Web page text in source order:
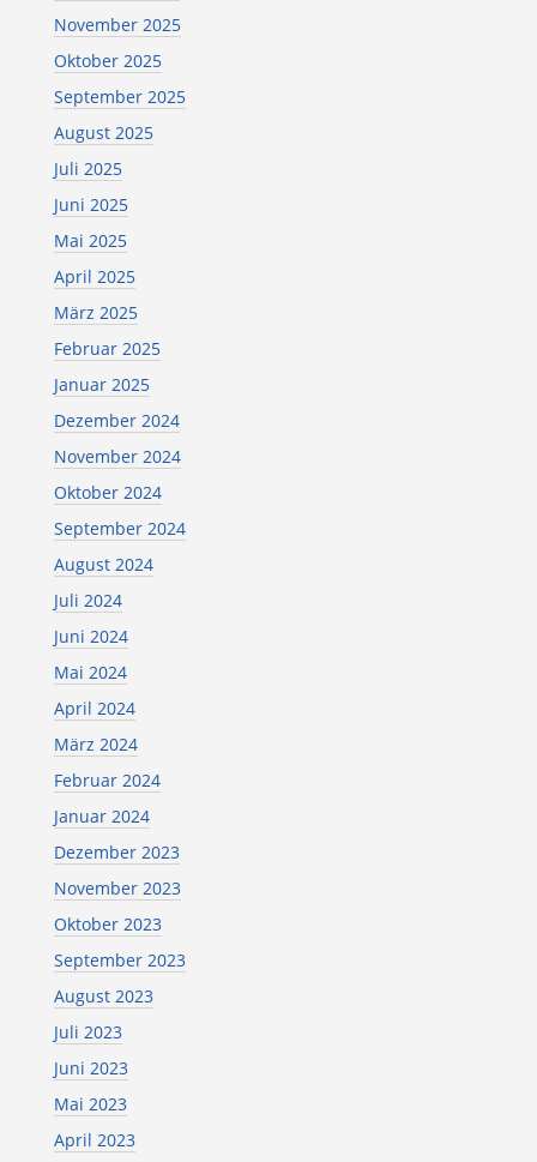
November 2025
Oktober 2025
September 2025
August 2025
Juli 2025
Juni 2025
Mai 2025
April 2025
März 2025
Februar 2025
Januar 2025
Dezember 2024
November 2024
Oktober 2024
September 2024
August 2024
Juli 2024
Juni 2024
Mai 2024
April 2024
März 2024
Februar 2024
Januar 2024
Dezember 2023
November 2023
Oktober 2023
September 2023
August 2023
Juli 2023
Juni 2023
Mai 2023
April 2023